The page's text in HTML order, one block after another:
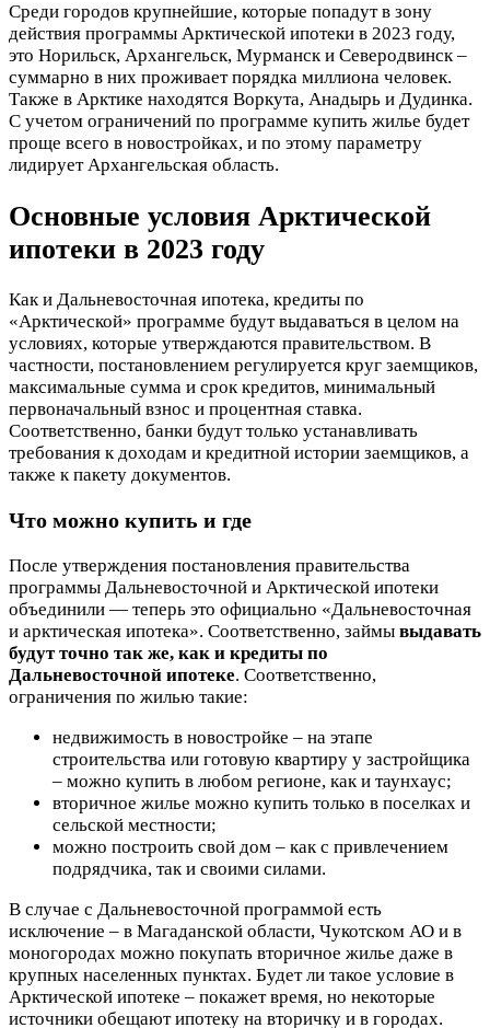
Среди городов крупнейшие, которые попадут в зону
действия программы Арктической ипотеки в 2023 году,
это Норильск, Архангельск, Мурманск и Северодвинск –
суммарно в них проживает порядка миллиона человек.
Также в Арктике находятся Воркута, Анадырь и Дудинка.
С учетом ограничений по программе купить жилье будет
проще всего в новостройках, и по этому параметру
лидирует Архангельская область.
Основные условия Арктической
ипотеки в 2023 году
Как и Дальневосточная ипотека, кредиты по
«Арктической» программе будут выдаваться в целом на
условиях, которые утверждаются правительством. В
частности, постановлением регулируется круг заемщиков,
максимальные сумма и срок кредитов, минимальный
первоначальный взнос и процентная ставка.
Соответственно, банки будут только устанавливать
требования к доходам и кредитной истории заемщиков, а
также к пакету документов.
Что можно купить и где
После утверждения постановления правительства
программы Дальневосточной и Арктической ипотеки
объединили — теперь это официально «Дальневосточная
и арктическая ипотека». Соответственно, займы выдавать
будут точно так же, как и кредиты по
Дальневосточной ипотеке. Соответственно,
ограничения по жилью такие:
недвижимость в новостройке – на этапе
строительства или готовую квартиру у застройщика
– можно купить в любом регионе, как и таунхаус;
вторичное жилье можно купить только в поселках и
сельской местности;
можно построить свой дом – как с привлечением
подрядчика, так и своими силами.
В случае с Дальневосточной программой есть
исключение – в Магаданской области, Чукотском АО и в
моногородах можно покупать вторичное жилье даже в
крупных населенных пунктах. Будет ли такое условие в
Арктической ипотеке – покажет время, но некоторые
источники обещают ипотеку на вторичку и в городах.